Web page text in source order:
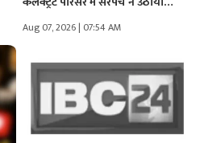
ऐसा…
Aug 07, 2026 | 07:54 AM